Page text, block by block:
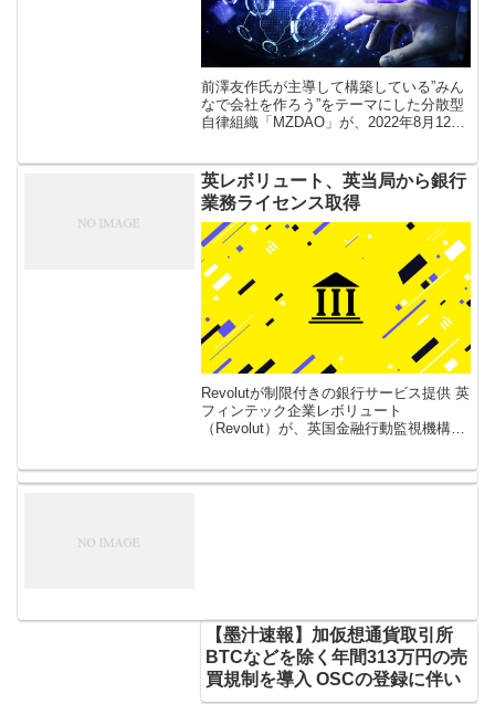
前澤友作氏が主導して構築している”みん
なで会社を作ろう”をテーマにした分散型
自律組織「MZDAO」が、2022年8月12日
[…]
英レボリュート、英当局から銀行
業務ライセンス取得
Revolutが制限付きの銀行サービス提供 英
フィンテック企業レボリュート
（Revolut）が、英国金融行動監視機構
ボリュートは既存の電子マネ […]
【墨汁速報】加仮想通貨取引所
BTCなどを除く年間313万円の売
買規制を導入 OSCの登録に伴い